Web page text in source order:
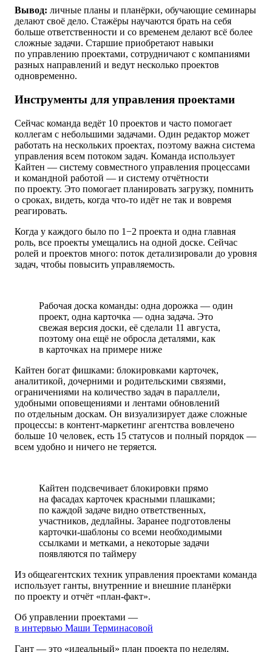
Вывод: личные планы и планёрки, обучающие семинары
делают своё дело. Стажёры научаются брать на себя
больше ответственности и со временем делают всё более
сложные задачи. Старшие приобретают навыки
по управлению проектами, сотрудничают с компаниями
разных направлений и ведут несколько проектов
одновременно.
Инструменты для управления проектами
Сейчас команда ведёт 10 проектов и часто помогает
коллегам с небольшими задачами. Один редактор может
работать на нескольких проектах, поэтому важна система
управления всем потоком задач. Команда использует
Кайтен — систему совместного управления процессами
и командной работой — и систему отчётности
по проекту. Это помогает планировать загрузку, помнить
о сроках, видеть, когда что-то идёт не так и вовремя
реагировать.
Когда у каждого было по 1−2 проекта и одна главная
роль, все проекты умещались на одной доске. Сейчас
ролей и проектов много: поток детализировали до уровня
задач, чтобы повысить управляемость.
Рабочая доска команды: одна дорожка — один
проект, одна карточка — одна задача. Это
свежая версия доски, её сделали 11 августа,
поэтому она ещё не обросла деталями, как
в карточках на примере ниже
Кайтен богат фишками: блокировками карточек,
аналитикой, дочерними и родительскими связями,
ограничениями на количество задач в параллели,
удобными оповещениями и лентами обновлений
по отдельным доскам. Он визуализирует даже сложные
процессы: в контент-маркетинг агентства вовлечено
больше 10 человек, есть 15 статусов и полный порядок —
всем удобно и ничего не теряется.
Кайтен подсвечивает блокировки прямо
на фасадах карточек красными плашками;
по каждой задаче видно ответственных,
участников, дедлайны. Заранее подготовлены
карточки-шаблоны со всеми необходимыми
ссылками и метками, а некоторые задачи
появляются по таймеру
Из общеагентских техник управления проектами команда
использует ганты, внутренние и внешние планёрки
по проекту и отчёт «план-факт».
Об управлении проектами —
в интервью Маши Терминасовой
Гант — это «идеальный» план проекта по неделям,